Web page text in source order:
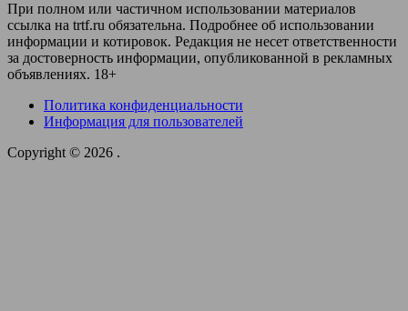
При полном или частичном использовании материалов
ссылка на trtf.ru обязательна. Подробнее об использовании
информации и котировок. Редакция не несет ответственности
за достоверность информации, опубликованной в рекламных
объявлениях. 18+
Политика конфиденциальности
Информация для пользователей
Copyright © 2026 .